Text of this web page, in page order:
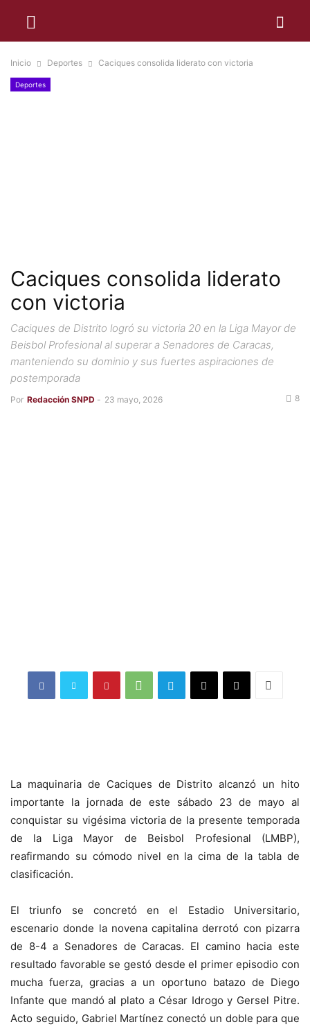
Inicio Deportes Caciques consolida liderato con victoria
Deportes
Caciques consolida liderato
con victoria
Caciques de Distrito logró su victoria 20 en la Liga Mayor de
Beisbol Profesional al superar a Senadores de Caracas,
manteniendo su dominio y sus fuertes aspiraciones de
postemporada
Por Redacción SNPD - 23 mayo, 2026 8
La maquinaria de Caciques de Distrito alcanzó un hito
importante la jornada de este sábado 23 de mayo al
conquistar su vigésima victoria de la presente temporada
de la Liga Mayor de Beisbol Profesional (LMBP),
reafirmando su cómodo nivel en la cima de la tabla de
clasificación.
El triunfo se concretó en el Estadio Universitario,
escenario donde la novena capitalina derrotó con pizarra
de 8-4 a Senadores de Caracas. El camino hacia este
resultado favorable se gestó desde el primer episodio con
mucha fuerza, gracias a un oportuno batazo de Diego
Infante que mandó al plato a César Idrogo y Gersel Pitre.
Acto seguido, Gabriel Martínez conectó un doble para que